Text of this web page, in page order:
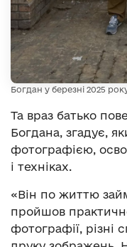
Богдан у березні 2025
Та враз батько
Богдана, згадує,
фотографією,
і техніках.
«Він по життю
пройшов
фотографії, різні